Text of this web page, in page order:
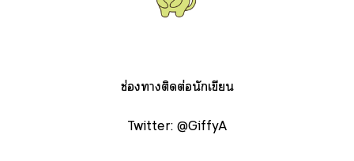
ช่องาติดต่อนักเขียน
Twitter: @GiffyA